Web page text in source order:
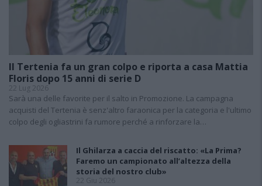
Il Tertenia fa un gran colpo e riporta a casa Mattia
Floris dopo 15 anni di serie D
22 Lug 2026
Sarà una delle favorite per il salto in Promozione. La campagna
acquisti del Tertenia è senz'altro faraonica per la categoria e l'ultimo
colpo degli ogliastrini fa rumore perché a rinforzare la…
Il Ghilarza a caccia del riscatto: «La Prima?
Faremo un campionato all’altezza della
storia del nostro club»
22 Giu 2026